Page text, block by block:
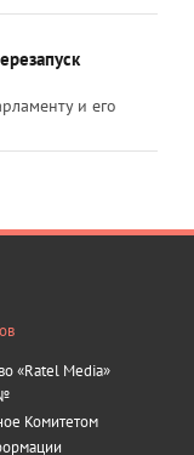
и его
«Ratel Media»
Комитетом